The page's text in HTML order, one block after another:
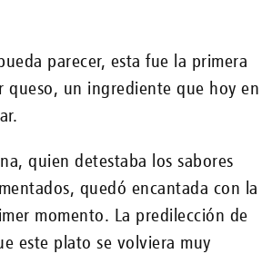
parecer, esta fue la primera
queso, un ingrediente que hoy en
quien detestaba los sabores
quedó encantada con la
momento. La predilección de
este plato se volviera muy